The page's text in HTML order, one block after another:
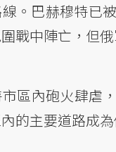
。巴赫穆特已
戰中陣亡，但
區內砲火肆虐
的主要道路成